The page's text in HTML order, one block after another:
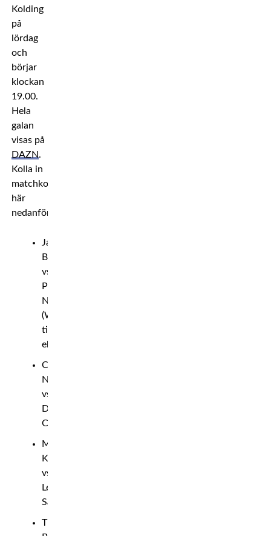
Kolding
på
lördag
och
börjar
klockan
19.00.
Hela
galan
visas på
DAZN.
Kolla in
matchkortet
här
nedanför.*
Jacob
Bank
vs
Paulinus
Ndjolonimu
(WBC
title
eliminator)
Costas
Nanga
vs
Dylan
Colin
Mather
Katib
vs
Leevi
Salo
Thorbjørn